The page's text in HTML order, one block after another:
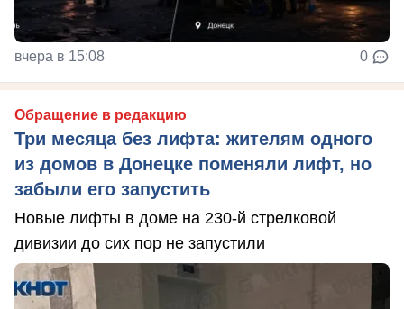
вчера в 15:08 0
Обращение в редакцию
Три месяца без лифта: жителям одного
из домов в Донецке поменяли лифт, но
забыли его запустить
Новые лифты в доме на 230-й стрелковой
дивизии до сих пор не запустили